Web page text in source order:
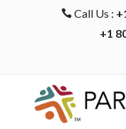
 Call Us :
+1